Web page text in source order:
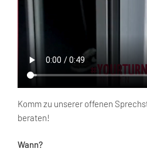
Komm zu unserer offenen
beraten!
Wann?